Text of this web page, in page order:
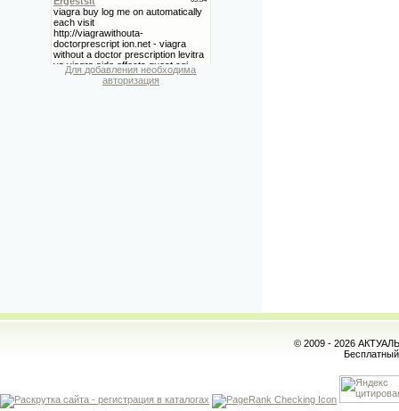
Для добавления необходима
авторизация
© 2009 - 2026